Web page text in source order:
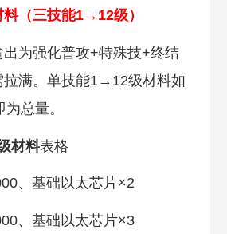
（三技能1→12级）
为强化普攻+特殊技+终结
拉满。单技能1→12级材料如
总量。
材料表格
、基础以太芯片×2
、基础以太芯片×3